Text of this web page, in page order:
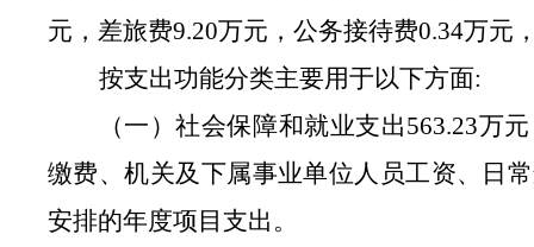
元，差旅费9.20万元，公务接待费0.34万元
按支出功能分类主要用于以下方面:
（一 ）社会保障和就业支出563.23万元
缴费、机关及下属事业单位人员工资、日
安排的年度项目支出。